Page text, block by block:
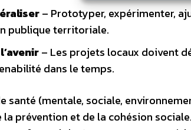
– Prototyper, expérimenter,
publique territoriale.
– Les projets locaux doivent
dans le temps.
santé (mentale, sociale,
prévention et de la cohésion